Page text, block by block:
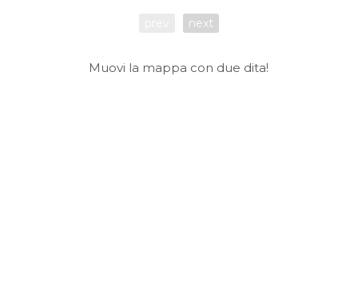
next
Muovi la mappa con due dita!